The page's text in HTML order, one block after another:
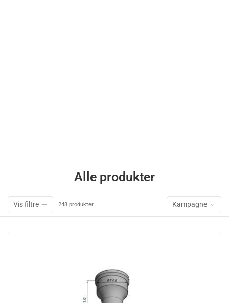
Alle produkter
Vis filtre 248 produkter Kampagne